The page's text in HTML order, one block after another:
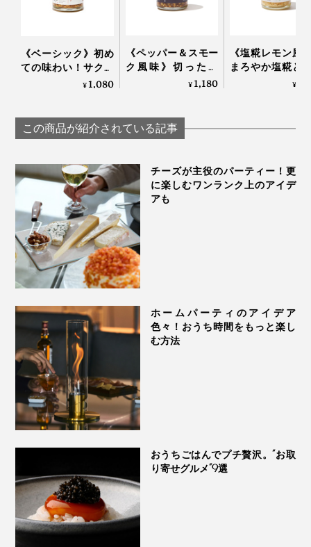
もらったのが、だし酢×素麺。食欲のない季節でも、箸
が進む一品です。ゴマとネギを散らして食べてみた
ら……おいしい！スルスルと何束でも食べられそうな、
【だし醤油×だし酢】
『つぎ足すだし醤油』と『つぎ足すだし酢』を合わせれ
ば、旨味たっぷりのポン酢にもなります。だし醤油：だ
し酢：柚子果汁を2：1：1の割合で混ぜると、自家製ゆ
餃子や小籠包のタレにもどうぞ！ビールやハイボールの
肴にぴったりです。
《ベーシック》初め
ての味わい！サクサ
クのアーモンド粒と
をグンとおいしくす
る「食べる調味料」
アーモンド
¥1,080
《ペッパー＆スモー
ク風味》切っただ
け・ゆでただけの食
味料」｜サクサクし
ょうゆアーモンド
¥1,180
《塩糀レモン風
まろやか塩糀と
サクのカシュー
¥
この商品が紹介されている記事
チーズが主役のパーティー！更
に楽しむワンランク上のアイデ
アも
ホームパーティのアイデア
色々！おうち時間をもっと楽し
む方法
おうちごはんでプチ贅沢。“お取
り寄せグルメ”9選